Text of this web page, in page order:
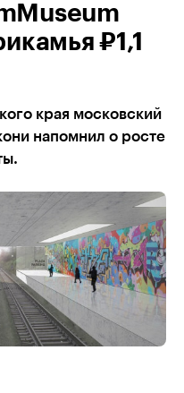
₽1,1
края московский
напомнил о росте